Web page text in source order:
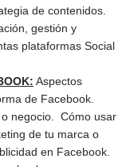
de contenidos.
gestión y
plataformas Social
Aspectos
de Facebook.
negocio. Cómo usar
de tu marca o
en Facebook.